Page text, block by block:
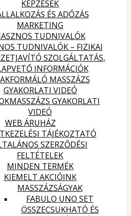
KÉPZÉSEK
ÉS ADÓZÁS
MARKETING
TUDNIVALÓK
TUDNIVALÓK – FIZIKAI
SZOLGÁLTATÁS,
INFORMÁCIÓK
MASSZÁZS
GYAKORLATI VIDEÓ
GYAKORLATI
VIDEÓ
WEB ÁRUHÁZ
TÁJÉKOZTATÓ
SZERZŐDÉSI
FELTÉTELEK
MINDEN TERMÉK
KIEMELT AKCIÓINK
MASSZÁZSÁGYAK
FABULO UNO SET
ÖSSZECSUKHATÓ ÉS